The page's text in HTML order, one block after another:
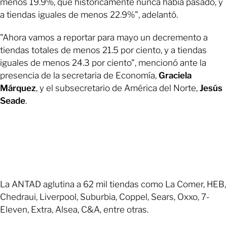
menos 19.9%, que históricamente nunca había pasado, y
a tiendas iguales de menos 22.9%", adelantó.
"Ahora vamos a reportar para mayo un decremento a
tiendas totales de menos 21.5 por ciento, y a tiendas
iguales de menos 24.3 por ciento", mencionó ante la
presencia de la secretaria de Economía, Graciela
Márquez, y el subsecretario de América del Norte, Jesús
Seade.
La ANTAD aglutina a 62 mil tiendas como La Comer, HEB,
Chedraui, Liverpool, Suburbia, Coppel, Sears, Oxxo, 7-
Eleven, Extra, Alsea, C&A, entre otras.